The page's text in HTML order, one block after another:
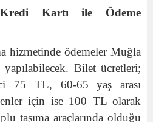
Kartı ile Ödeme
hizmetinde ödemeler Muğla
Bilet ücretleri;
75 TL, 60-65 yaş arası
için ise 100 TL olarak
taşıma araçlarında olduğu